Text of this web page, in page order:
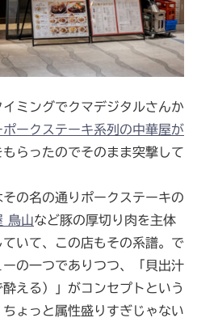
ミングでクマデジタルさんか
ークステーキ系列の中華屋が
もらったのでそのまま突撃して
その名の通りポークステーキの
鳥山など豚の厚切り肉を主体
いて、この店もその系譜。で
の一つでありつつ、「貝出汁
える）」がコンセプトという
ょっと属性盛りすぎじゃない